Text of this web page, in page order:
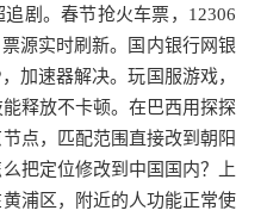
剧。春节抢火车票，12306
源实时刷新。国内银行网银
加速器解决。玩国服游戏，
释放不卡顿。在巴西用探探
点，匹配范围直接改到朝阳
把定位修改到中国国内？上
浦区，附近的人功能正常使